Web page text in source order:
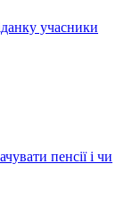
учасники
пенсії і чи